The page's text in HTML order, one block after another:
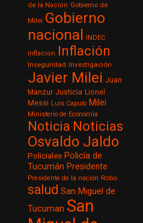
de la Nación Gobierno de
Milei Gobierno
nacional INDEC
inflacion Inflación
Inseguridad Investigación
Javier Milei Juan
Manzur Justicia Lionel
Messi Luis Caputo Milei
Ministerio de Economía
Noticia Noticias
Osvaldo Jaldo
Policiales Policía de
Tucumán Presidente
Presidente de la nación Robo
salud San Miguel de
Tucuman San